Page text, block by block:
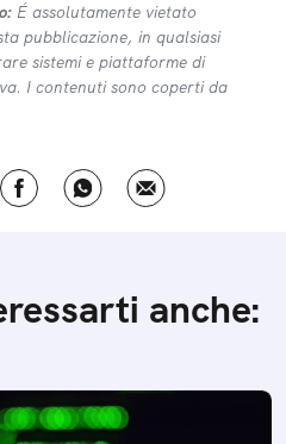
É assolutamente vietato
pubblicazione, in qualsiasi
sistemi e piattaforme di
I contenuti sono coperti da
anche: